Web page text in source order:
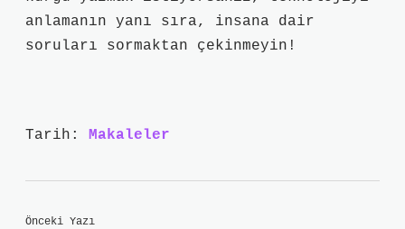
anlamanın yanı sıra, insana dair
soruları sormaktan çekinmeyin!
Tarih: Makaleler
Önceki Yazı